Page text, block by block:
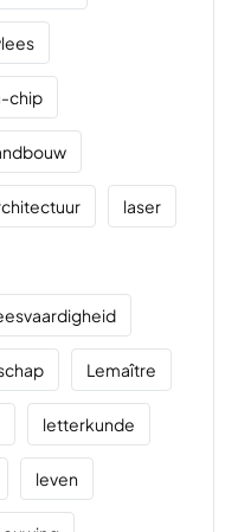
chip
laser
Lemaître
letterkunde
leven